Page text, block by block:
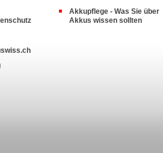
Akkupflege - Was Sie über
Akkus wissen sollten